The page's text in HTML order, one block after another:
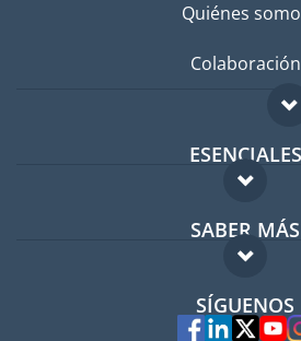
Quiénes
Colaboración
ESENCIALES
Foro para
Guía para
Trabajos en el
SABER MÁS
FAQ
Expertos
SÍGUENOS